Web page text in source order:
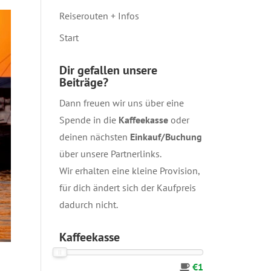
Reiserouten + Infos
Start
Dir gefallen unsere
Beiträge?
Dann freuen wir uns über eine
Spende in die Kaffeekasseoder
deinen nächsten Einkauf/Buchung
über unsere Partnerlinks.
Wir erhalten eine kleine Provision,
für dich ändert sich der Kaufpreis
dadurch nicht.
Kaffeekasse
€1